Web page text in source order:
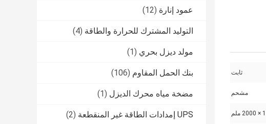
عمود إنارة (12)
التوليد المشترك للحرارة والطاقة (4)
مولد ديزل بحري (1)
بنك الحمل المقاوم (106)
مضخة مياه محرك الديزل (1)
UPS إمدادات الطاقة غير المنقطعة (2)
ثابت
مشحم